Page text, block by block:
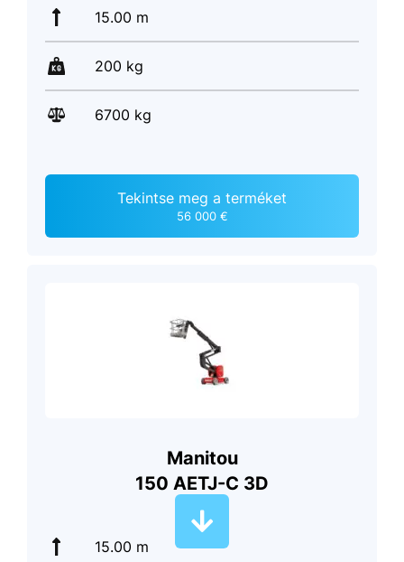
15.00 m
200 kg
6700 kg
Tekintse meg a terméket
56 000 €
Manitou
150 AETJ-C 3D
15.00 m